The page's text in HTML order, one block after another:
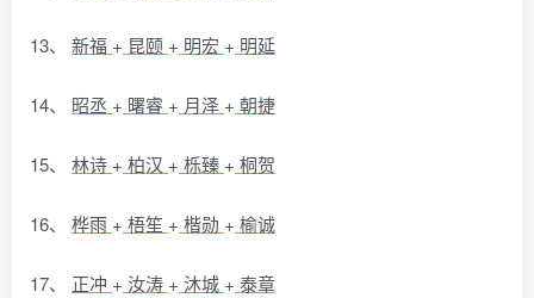
13、 新福 + 昆颐 + 明宏 + 明延
14、 昭丞 + 曙睿 + 月泽 + 朝捷
15、 林诗 + 柏汉 + 栎臻 + 桐贺
16、 桦雨 + 梧笙 + 楷勋 + 榆诚
17、 正冲 + 汝涛 + 沐城 + 泰章